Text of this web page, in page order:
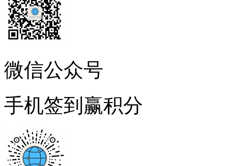
微信公众号
手机签到赢积分